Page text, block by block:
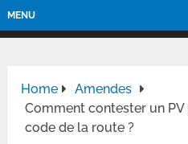
MENU
Home
Amendes
Comment contester un
code de la route ?